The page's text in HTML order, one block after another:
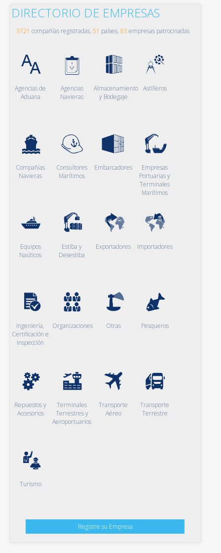
DIRECTORIO DE EMPRESAS
3721 compañías registradas, 51 países, 83 empresas patrocinadas
Agencias de
Aduana
Agencias
Navieras
Almacenamiento
y Bodegaje
Astilleros
Compañías
Navieras
Consultores
Marítimos
Embarcadores
Empresas
Portuarias y
Terminales
Marítimos
Equipos
Naúticos
Estiba y
Desestiba
Exportadores Importadores
Ingeniería,
Certificación e
Inspección
Organizaciones Otras Pesqueros
Repuestos y
Accesorios
Terminales
Terrestres y
Aeroportuarios
Transporte
Aéreo
Transporte
Terrestre
Turismo
Registre su Empresa